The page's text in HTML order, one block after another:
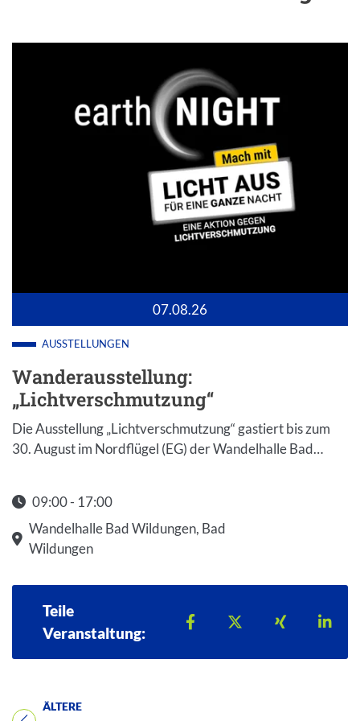
07.08.26
AUSSTELLUNGEN
Wanderausstellung:
„Lichtverschmutzung“
Die Ausstellung „Lichtverschmutzung“ gastiert bis zum
30. August im Nordflügel (EG) der Wandelhalle Bad…
09:00 - 17:00
Startzeit: 09:00
Wandelhalle Bad Wildungen, Bad
Wildungen
Teile
Veranstaltung:
Teilen auf Facebook
Teilen auf X
Teilen auf
ÄLTERE